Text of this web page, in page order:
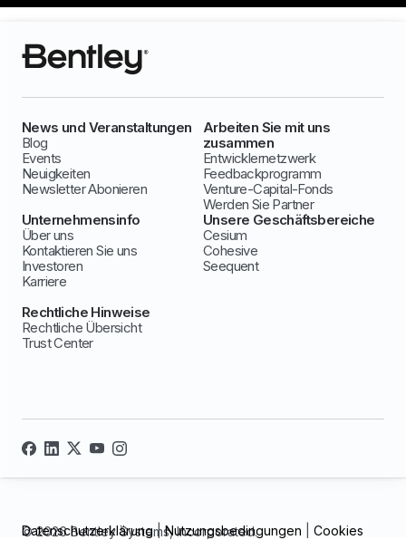
News und Veranstaltungen
Blog
Events
Neuigkeiten
Newsletter Abonieren
Arbeiten Sie mit uns
zusammen
Entwicklernetzwerk
Feedbackprogramm
Venture-Capital-Fonds
Werden Sie Partner
Unternehmensinfo
Über uns
Kontaktieren Sie uns
Investoren
Karriere
Unsere Geschäftsbereiche
Cesium
Cohesive
Seequent
Rechtliche Hinweise
Rechtliche Übersicht
Trust Center
© 2026 Bentley Systems, Incorporated.
Datenschutzerklärung|Nutzungsbedingungen Cookies